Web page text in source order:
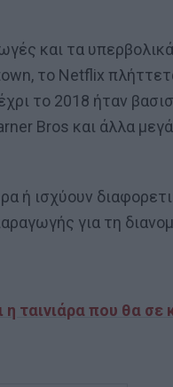
και τα
το Netflix
το 2018 ήταν
Bros και άλλα
ή ισχύουν
για τη